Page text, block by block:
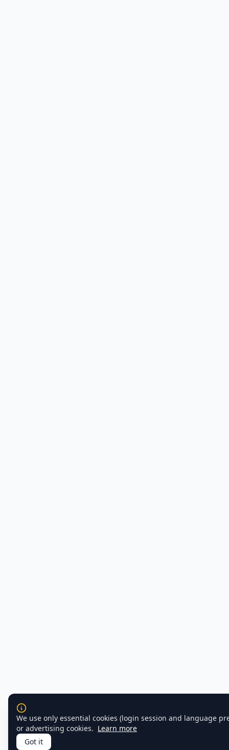
We use only essential cookies (login session and language
or advertising cookies. Learn more
Got it